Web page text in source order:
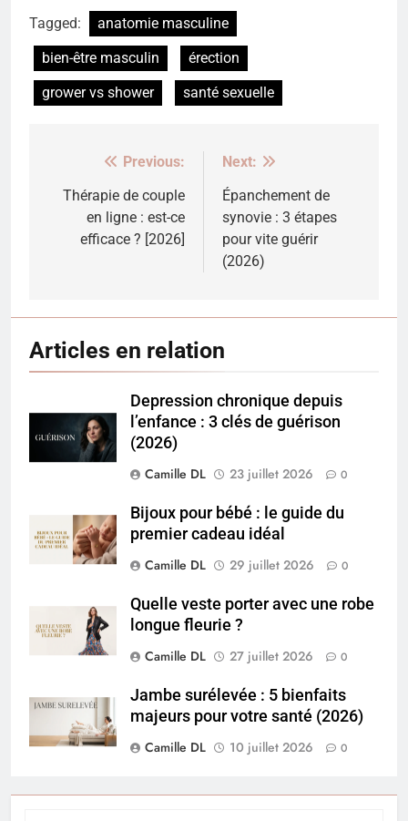
Tagged:
anatomie masculine
bien-être masculin
érection
grower vs shower
santé sexuelle
Navigation
de
l’article
Previous:
Thérapie de couple
en ligne : est-ce
efficace ? [2026]
Next:
Épanchement de
synovie : 3 étapes
pour vite guérir
(2026)
Articles en relation
Depression chronique depuis
l’enfance : 3 clés de guérison
(2026)
Camille DL
23 juillet 2026 0
Bijoux pour bébé : le guide du
premier cadeau idéal
Camille DL
29 juillet 2026 0
Quelle veste porter avec une robe
longue fleurie ?
Camille DL
27 juillet 2026 0
Jambe surélevée : 5 bienfaits
majeurs pour votre santé (2026)
Camille DL
10 juillet 2026 0